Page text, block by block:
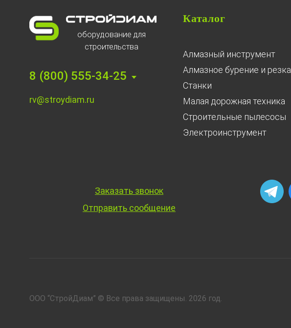
оборудование для
строительства
8 (800) 555-34-25
rv@stroydiam.ru
Каталог
Алмазный инструмент
Алмазное бурение и резка
Станки
Малая дорожная техника
Строительные пылесосы
Электроинструмент
Заказать звонок
Отправить сообщение
ООО “СтройДиам” © Все права защищены. 2026 год.